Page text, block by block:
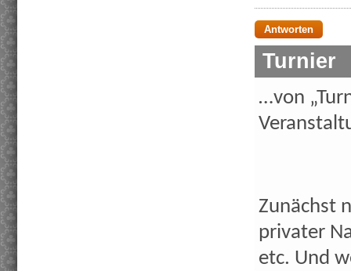
Antworten
Turnier
…von
Zunächst
privater
etc. Und